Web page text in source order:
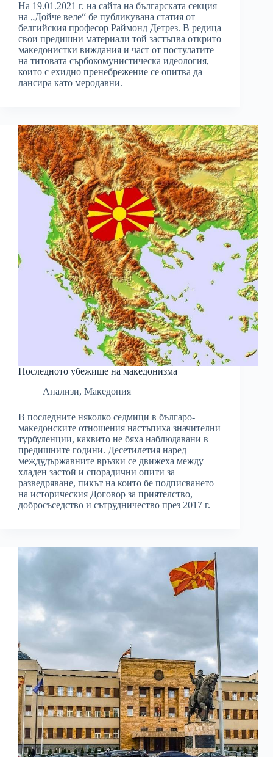
На 19.01.2021 г. на сайта на българската секция
на „Дойче веле“ бе публикувана статия от
белгийския професор Раймонд Детрез. В редица
свои предишни материали той застъпва открито
македонистки виждания и част от постулатите
на титовата сърбокомунистическа идеология,
които с ехидно пренебрежение се опитва да
лансира като меродавни.
Последното убежище на македонизма
Анализи, Македония
В последните няколко седмици в българо-
македонските отношения настъпиха значителни
турбуленции, каквито не бяха наблюдавани в
предишните години. Десетилетия наред
междудържавните връзки се движеха между
хладен застой и спорадични опити за
разведряване, пикът на които бе подписването
на историческия Договор за приятелство,
добросъседство и сътрудничество през 2017 г.